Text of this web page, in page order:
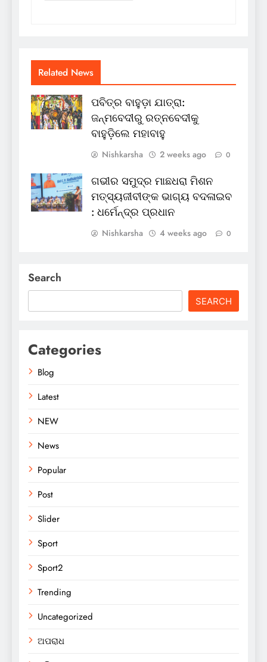
Related News
ପବିତ୍ର ବାହୁଡ଼ା ଯାତ୍ରା:
ଜନ୍ମବେଦୀରୁ ରତ୍ନବେଦୀକୁ
ବାହୁଡ଼ିଲେ ମହାବାହୁ
Nishkarsha 2 weeks ago 0
ଗଭୀର ସମୁଦ୍ର ମାଛଧରା ମିଶନ
ମତ୍ସ୍ୟଜୀବୀଙ୍କ ଭାଗ୍ୟ ବଦଳାଇବ
: ଧର୍ମେନ୍ଦ୍ର ପ୍ରଧାନ
Nishkarsha 4 weeks ago 0
Search
SEARCH
Categories
Blog
Latest
NEW
News
Popular
Post
Slider
Sport
Sport2
Trending
Uncategorized
ଅପରାଧ